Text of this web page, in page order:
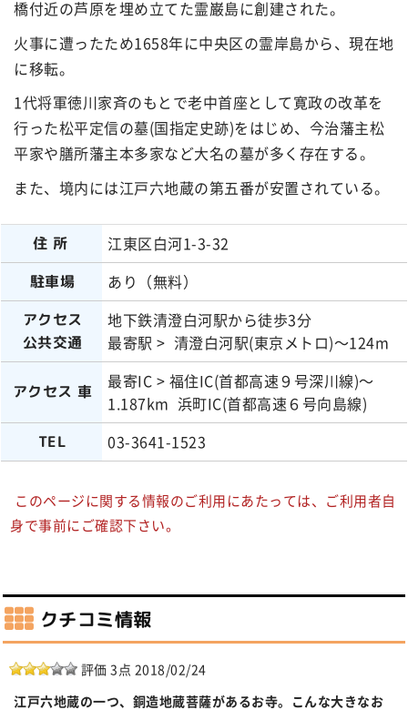
橋付近の芦原を埋め立てた霊巌島に創建された。
火事に遭ったため1658年に中央区の霊岸島から、現在地
に移転。
1代将軍徳川家斉のもとで老中首座として寛政の改革を
行った松平定信の墓(国指定史跡)をはじめ、今治藩主松
平家や膳所藩主本多家など大名の墓が多く存在する。
また、境内には江戸六地蔵の第五番が安置されている。
住所 江東区白河1-3-32
駐車場 あり（無料）
アクセス
公共交通
地下鉄清澄白河駅から徒歩3分
最寄駅 > 清澄白河駅(東京メトロ)～124m
アクセス 車
最寄IC > 福住IC(首都高速９号深川線)～
1.187km 浜町IC(首都高速６号向島線)
TEL 03-3641-1523
このページに関する情報のご利用にあたっては、ご利用者自
身で事前にご確認下さい。
クチコミ情報
評価 3点 2018/02/24
江戸六地蔵の一つ、銅造地蔵菩薩があるお寺。こんな大きなお